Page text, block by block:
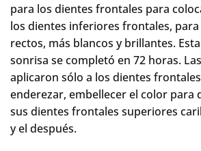
para los dientes frontales para
los dientes inferiores frontales, para
rectos, más blancos y brillantes.
sonrisa se completó en 72 horas.
aplicaron sólo a los dientes
enderezar, embellecer el color para
sus dientes frontales superiores
y el después.